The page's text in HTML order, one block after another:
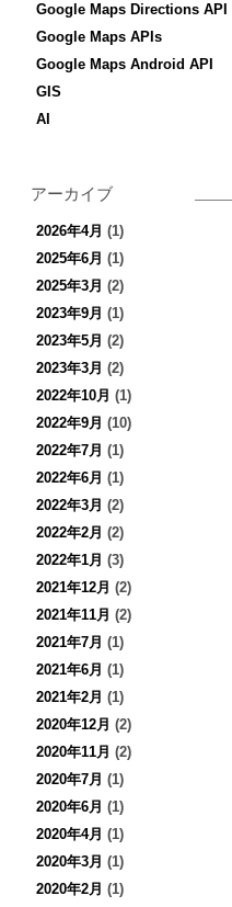
Google Maps Directions API
Google Maps APIs
Google Maps Android API
GIS
AI
アーカイブ
2026年4月 (1)
2025年6月 (1)
2025年3月 (2)
2023年9月 (1)
2023年5月 (2)
2023年3月 (2)
2022年10月 (1)
2022年9月 (10)
2022年7月 (1)
2022年6月 (1)
2022年3月 (2)
2022年2月 (2)
2022年1月 (3)
2021年12月 (2)
2021年11月 (2)
2021年7月 (1)
2021年6月 (1)
2021年2月 (1)
2020年12月 (2)
2020年11月 (2)
2020年7月 (1)
2020年6月 (1)
2020年4月 (1)
2020年3月 (1)
2020年2月 (1)